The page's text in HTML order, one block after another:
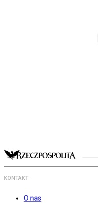
KONTAKT
O nas